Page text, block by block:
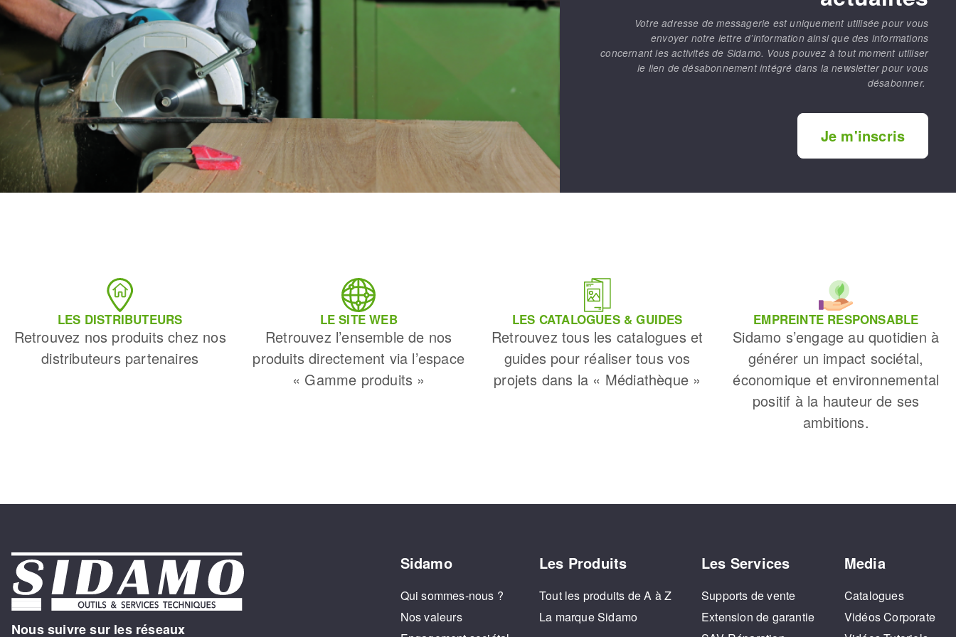
Votre adresse de messagerie est uniquement utilisée pour vous
envoyer notre lettre d’information ainsi que des informations
concernant les activités de Sidamo. Vous pouvez à tout moment utiliser
le lien de désabonnement intégré dans la newsletter pour vous
désabonner.
Je m'inscris
LES DISTRIBUTEURS
Retrouvez nos produits chez nos
distributeurs partenaires
LE SITE WEB
Retrouvez l’ensemble de nos
produits directement via l’espace
« Gamme produits »
LES CATALOGUES & GUIDES
Retrouvez tous les catalogues et
guides pour réaliser tous vos
projets dans la « Médiathèque »
EMPREINTE RESPONSABLE
Sidamo s’engage au quotidien à
générer un impact sociétal,
économique et environnemental
positif à la hauteur de ses
ambitions.
Nous suivre sur les réseaux
Sidamo
Qui sommes-nous ?
Nos valeurs
Les Produits
Tout les produits de A à Z
La marque Sidamo
Les Services
Supports de vente
Extension de garantie
Media
Catalogues
Vidéos Corporate